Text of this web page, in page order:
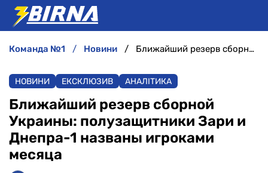
АНАЛІТИКА
ІНТЕРВ'Ю
РІЗНЕ
команда №1 новини Ближайший резерв сборной Украины: полузащитники Зари и Днепра-1 названы игроками месяца
НОВИНИ ЕКСКЛЮЗИВ АНАЛІТИКА
Ближайший резерв сборной
Украины: полузащитники Зари и
Днепра-1 названы игроками
месяца